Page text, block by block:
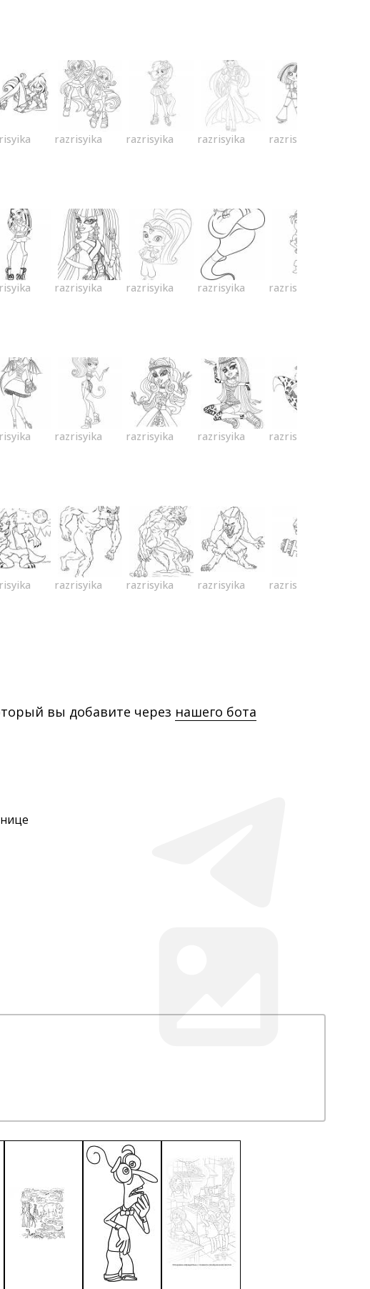
razrisyika razrisyika razrisyika razrisyika
razrisyika razrisyika razrisyika razrisyika
razrisyika razrisyika razrisyika razrisyika
razrisyika razrisyika razrisyika razrisyika
вы добавите через нашего бота